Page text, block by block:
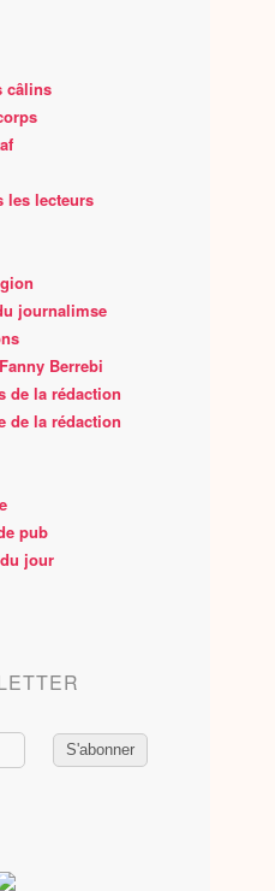
câlins
les lecteurs
journalimse
Berrebi
de la rédaction
de la rédaction
pub
jour